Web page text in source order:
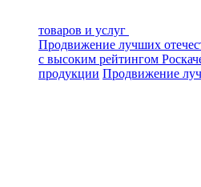
товаров и услуг
Продвижение лучших
с высоким рейтингом
продукции Продвижение